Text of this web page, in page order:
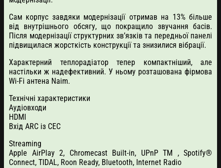
Сам корпус завдяки модернізації отримав на 13% більше
від внутрішнього обсягу, що покращило звучання басів.
Після модернізації структурних зв’язків та передньої панелі
підвищилася жорсткість конструкції та знизилися вібрації.
Характерний теплорадіатор тепер компактніший, але
настільки ж надефективний. У ньому розташована фірмова
Wi-Fi антена Naim.
Технічні характеристики
Аудіовходи
HDMI
Вхід ARC із CEC
Streaming
Apple AirPlay 2, Chromecast Built-in, UPnP TM , Spotify®
Connect, TIDAL, Roon Ready, Bluetooth, Internet Radio